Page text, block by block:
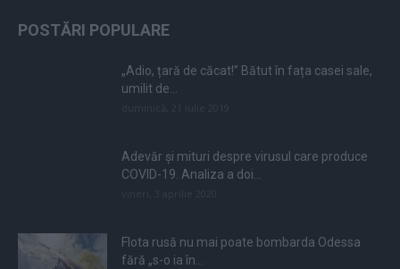
POSTĂRI POPULARE
„Adio, țară de căcat!” Bătut în fața casei sale,
umilit de...
Adevăr și mituri despre virusul care produce
COVID-19. Analiza a doi...
Flota rusă nu mai poate bombarda Odessa
fără „s-o ia în...